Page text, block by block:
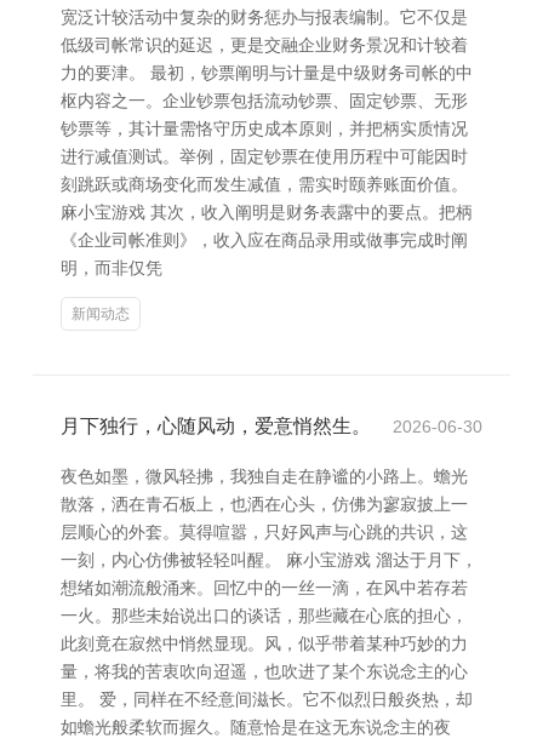
宽泛计较活动中复杂的财务惩办与报表编制。它不仅是
低级司帐常识的延迟，更是交融企业财务景况和计较着
力的要津。 最初，钞票阐明与计量是中级财务司帐的中
枢内容之一。企业钞票包括流动钞票、固定钞票、无形
钞票等，其计量需恪守历史成本原则，并把柄实质情况
进行减值测试。举例，固定钞票在使用历程中可能因时
刻跳跃或商场变化而发生减值，需实时颐养账面价值。
麻小宝游戏 其次，收入阐明是财务表露中的要点。把柄
《企业司帐准则》，收入应在商品录用或做事完成时阐
明，而非仅凭
新闻动态
月下独行，心随风动，爱意悄然生。 2026-06-30
夜色如墨，微风轻拂，我独自走在静谧的小路上。蟾光
散落，洒在青石板上，也洒在心头，仿佛为寥寂披上一
层顺心的外套。莫得喧嚣，只好风声与心跳的共识，这
一刻，内心仿佛被轻轻叫醒。 麻小宝游戏 溜达于月下，
想绪如潮流般涌来。回忆中的一丝一滴，在风中若存若
一火。那些未始说出口的谈话，那些藏在心底的担心，
此刻竟在寂然中悄然显现。风，似乎带着某种巧妙的力
量，将我的苦衷吹向迢遥，也吹进了某个东说念主的心
里。 爱，同样在不经意间滋长。它不似烈日般炎热，却
如蟾光般柔软而握久。随意恰是在这无东说念主的夜